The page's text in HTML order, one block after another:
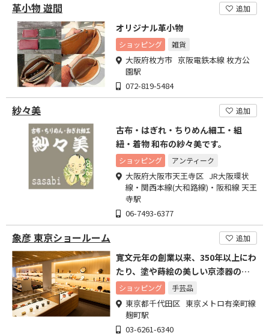
革小物 遊間 追加
オリジナル革小物
ショッピング 雑貨
大阪府枚方市 京阪電鉄本線 枚方公
園駅
072-819-5484
紗々美 追加
古布・はぎれ・ちりめん細工・組
紐・着物 和布の紗々美です。
ショッピング アンティーク
大阪府大阪市天王寺区 JR大阪環状
線・関西本線(大和路線)・阪和線 天王
寺駅
06-7493-6377
象彦 東京ショールーム 追加
寛文元年の創業以来、350年以上にわ
たり、塗や蒔絵の美しい京漆器の伝
統を受け継いでいます。
ショッピング 手芸品
東京都千代田区 東京メトロ有楽町線
麹町駅
03-6261-6340